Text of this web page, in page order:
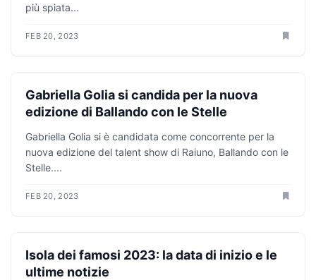
più spiata...
FEB 20, 2023
ANTICIPAZIONI TV
Gabriella Golia si candida per la nuova
edizione di Ballando con le Stelle
Gabriella Golia si è candidata come concorrente per la
nuova edizione del talent show di Raiuno, Ballando con le
Stelle....
FEB 20, 2023
ANTICIPAZIONI TV
Isola dei famosi 2023: la data di inizio e le
ultime notizie